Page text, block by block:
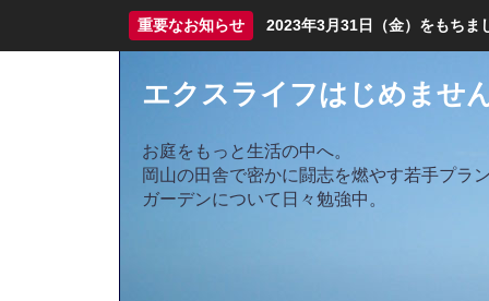
重要なお知らせ 2023年3月31日（金）をもちま
エクスライフはじめませ
お庭をもっと生活の中へ。
岡山の田舎で密かに闘志を燃やす若手プラ
ガーデンについて日々勉強中。